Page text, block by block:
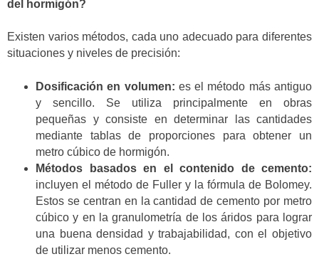
del hormigón?
Existen varios métodos, cada uno adecuado para diferentes
situaciones y niveles de precisión:
Dosificación en volumen: es el método más antiguo
y sencillo. Se utiliza principalmente en obras
pequeñas y consiste en determinar las cantidades
mediante tablas de proporciones para obtener un
metro cúbico de hormigón.
Métodos basados en el contenido de cemento:
incluyen el método de Fuller y la fórmula de Bolomey.
Estos se centran en la cantidad de cemento por metro
cúbico y en la granulometría de los áridos para lograr
una buena densidad y trabajabilidad, con el objetivo
de utilizar menos cemento.